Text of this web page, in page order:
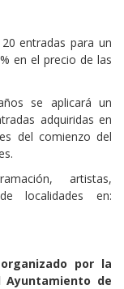
entradas para un
en el precio de las
se aplicará un
adquiridas en
del comienzo del
artistas,
localidades en:
por la
Ayuntamiento de